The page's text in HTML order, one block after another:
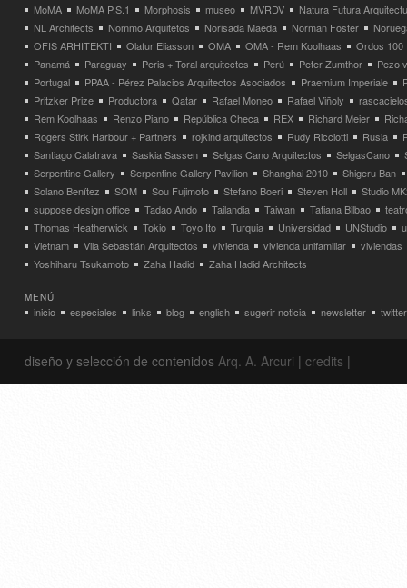
MoMA
MoMA P.S.1 Morphosis museo MVRDV
Natura Futura
NL Architects
Nommo Arquitetos Norisada Maeda Norman Foster
OFIS ARHITEKTI
Olafur Eliasson OMA OMA - Rem Koolhaas
Ordos 100
Panamá
Paraguay Peris + Toral arquitectes Perú Peter Zumthor
Pezo
Portugal
PPAA - Pérez Palacios Arquitectos Asociados Praemium Imperiale
Pritzker Prize
Productora Qatar Rafael Moneo Rafael Viñoly
Rem Koolhaas
Renzo Piano República Checa REX Richard Meier
Rogers Stirk Harbour + Partners
rojkind arquitectos Rudy Ricciotti Rusia
Santiago Calatrava
Saskia Sassen Selgas Cano Arquitectos SelgasCano
Serpentine Gallery
Serpentine Gallery Pavilion Shanghai 2010
Shigeru Ban
Solano Benítez
SOM Sou Fujimoto Stefano Boeri Steven Holl
Studio
suppose design office
Tadao Ando Tailandia Taiwan Tatiana Bilbao
Thomas Heatherwick
Tokio Toyo Ito Turquia Universidad UNStudio
Vietnam
Vila Sebastián Arquitectos vivienda vivienda unifamiliar
viviendas
Yoshiharu Tsukamoto
Zaha Hadid Zaha Hadid Architects
MENÚ
inicio especiales links blog english sugerir noticia newsletter twitter
diseño y selección de contenidos Arq. A. Arcuri | credits |